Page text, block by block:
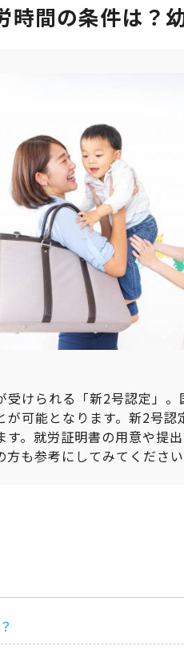
時間の条件は？
受けられる「新2号認定」
が可能となります。新2号
す。就労証明書の用意や提
も参考にしてみてください